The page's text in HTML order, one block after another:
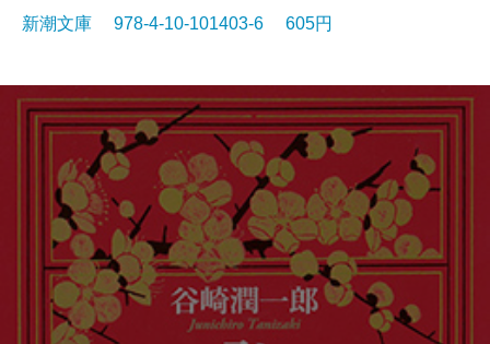
新潮文庫 978-4-10-101403-6 605円